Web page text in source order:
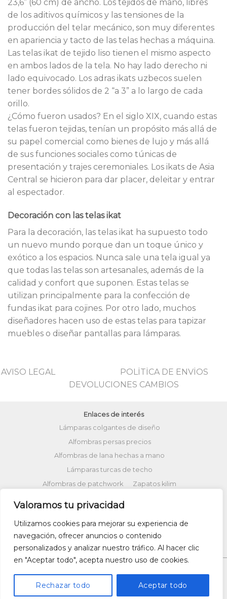
Valoramos tu privacidad
Utilizamos cookies para mejorar su experiencia de
navegación, ofrecer anuncios o contenido
personalizados y analizar nuestro tráfico. Al hacer clic
en "Aceptar todo", acepta nuestro uso de cookies.
Rechazar todo Aceptar todo
23,6” (60 cm) de ancho. Los tejidos de mano, libres
de los aditivos químicos y las tensiones de la
producción del telar mecánico, son muy diferentes
en apariencia y tacto de las telas hechas a máquina.
Las telas ikat de tejido liso tienen el mismo aspecto
en ambos lados de la tela. No hay lado derecho ni
lado equivocado. Los adras ikats uzbecos suelen
tener bordes sólidos de 2 “a 3” a lo largo de cada
orillo.
¿Cómo fueron usados? En el siglo XIX, cuando estas
telas fueron tejidas, tenían un propósito más allá de
su papel comercial como bienes de lujo y más allá
de sus funciones sociales como túnicas de
presentación y trajes ceremoniales. Los ikats de Asia
Central se hicieron para dar placer, deleitar y entrar
al espectador.
Decoración con las telas ikat
Para la decoración, las telas ikat ha supuesto todo
un nuevo mundo porque dan un toque único y
exótico a los espacios. Nunca sale una tela igual ya
que todas las telas son artesanales, además de la
calidad y confort que suponen. Estas telas se
utilizan principalmente para la confección de
fundas ikat para cojines. Por otro lado, muchos
diseñadores hacen uso de estas telas para tapizar
muebles o diseñar pantallas para lámparas.
AVISO LEGAL
POLİTİCA DE ENVİOS
DEVOLUCIONES CAMBIOS
Enlaces de interés
Lámparas colgantes de diseño
Alfombras persas precios
Alfombras de lana hechas a mano
Lámparas turcas de techo
Alfombras de patchwork
Zapatos kilim
Alfombras patchwork vintage
Cojines Kilim
Bolsos kilim
Cojines Ikat
Comprar kilim online